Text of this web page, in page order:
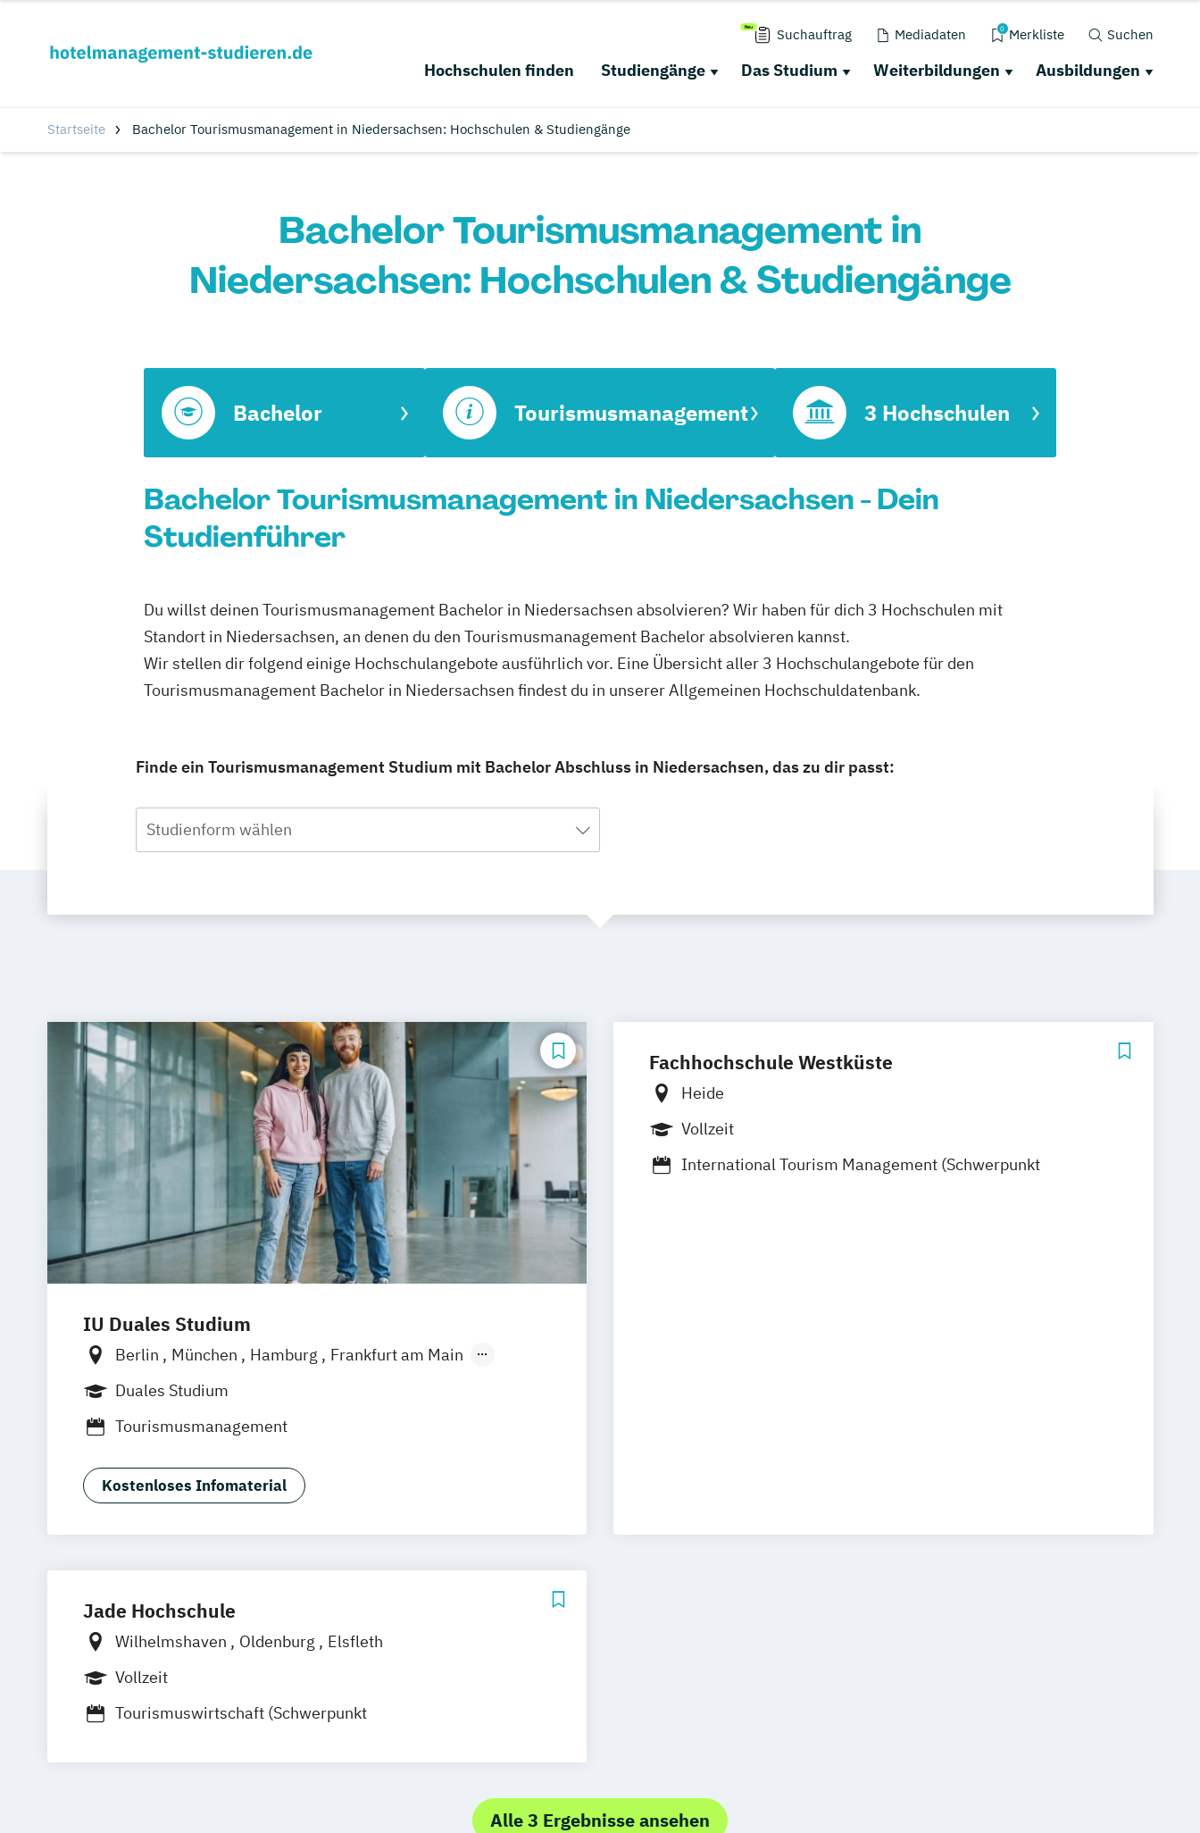
Suchauftrag Mediadaten 0 Merkliste Suchen
Hochschulen finden Studiengänge Das Studium Weiterbildungen Ausbildungen
Startseite Bachelor Tourismusmanagement in Niedersachsen: Hochschulen & Studiengänge
Bachelor Tourismusmanagement in
Niedersachsen: Hochschulen & Studiengänge
Bachelor Tourismusmanagement 3 Hochschulen
Bachelor Tourismusmanagement in Niedersachsen - Dein
Studienführer
Du willst deinen Tourismusmanagement Bachelor in Niedersachsen absolvieren? Wir haben für dich 3 Hochschulen mit
Standort in Niedersachsen, an denen du den Tourismusmanagement Bachelor absolvieren kannst.
Wir stellen dir folgend einige Hochschulangebote ausführlich vor. Eine Übersicht aller 3 Hochschulangebote für den
Tourismusmanagement Bachelor in Niedersachsen findest du in unserer Allgemeinen Hochschuldatenbank.
Finde ein Tourismusmanagement Studium mit Bachelor Abschluss in Niedersachsen, das zu dir passt:
Studienform wählen
IU Duales Studium
Berlin München Hamburg
Frankfurt am Main
Düsseldorf
Augsburg Bielefeld Braunschweig
Aachen deutschlandweit
Duales Studium
Tourismusmanagement
Kostenloses Infomaterial
Fachhochschule Westküste
Heide
Vollzeit
International Tourism Management (Schwerpunkt
Jade Hochschule
Wilhelmshaven Oldenburg
Elsfleth
Vollzeit
Tourismuswirtschaft (Schwerpunkt
Gastronomie)
Alle 3 Ergebnisse ansehen